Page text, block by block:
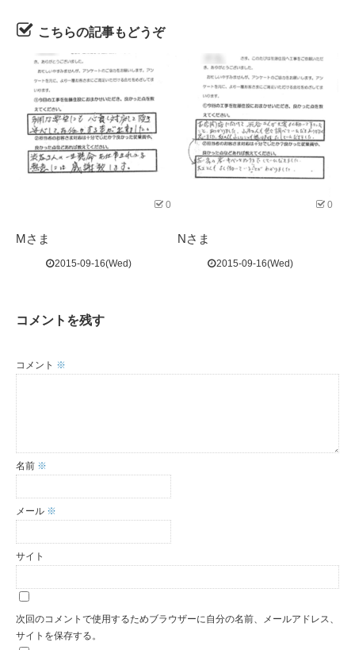
こちらの記事もどうぞ
0
Mさま
2015-09-16(Wed)
0
Nさま
2015-09-16(Wed)
コメントを残す
コメント ※
名前 ※
メール ※
サイト
次回のコメントで使用するためブラウザーに自分の名前、メールアドレス、
サイトを保存する。